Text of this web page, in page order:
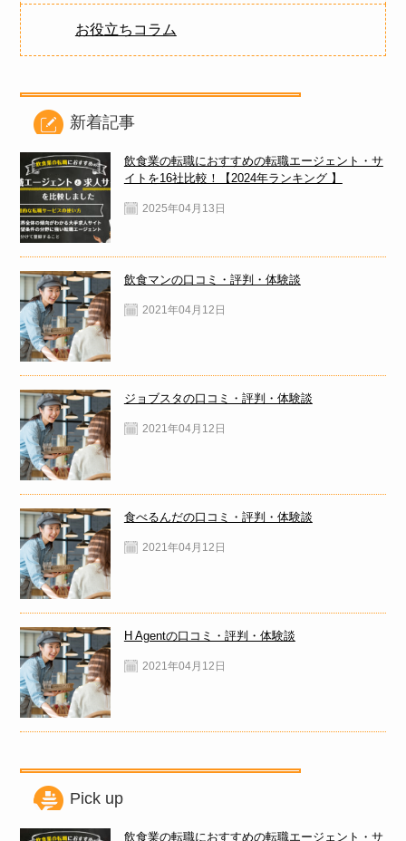
お役立ちコラム
新着記事
飲食業の転職におすすめの転職エージェント・サ
イトを16社比較！【2024年ランキング 】
2025年04月13日
飲食マンの口コミ・評判・体験談
2021年04月12日
ジョブスタの口コミ・評判・体験談
2021年04月12日
食べるんだの口コミ・評判・体験談
2021年04月12日
H Agentの口コミ・評判・体験談
2021年04月12日
Pick up
飲食業の転職におすすめの転職エージェント・サ